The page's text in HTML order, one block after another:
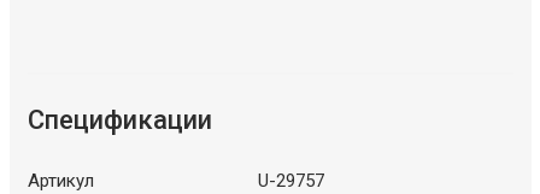
Спецификации
Артикул U-29757